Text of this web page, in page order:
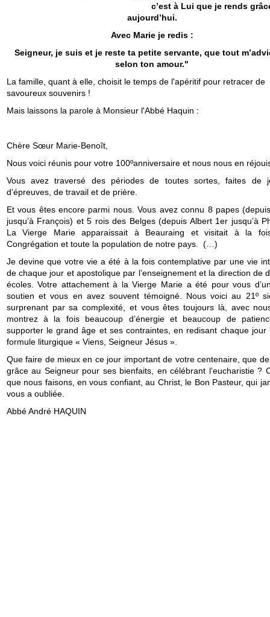
c’est à Lui que je rends
aujourd’hui.
Avec Marie je redis :
Seigneur, je suis et je reste ta petite servante, que tout
selon ton amour."
La famille, quant à elle, choisit le temps de l'apéritif pour retracer de
savoureux souvenirs !
Mais laissons la parole à Monsieur l'Abbé Haquin :
Chère Sœur Marie-Benoît,
Nous voici réunis pour votre 100ºanniversaire et nous nous en
Vous avez traversé des périodes de toutes sortes, faites de
d’épreuves, de travail et de prière.
Et vous êtes encore parmi nous. Vous avez connu 8 papes
jusqu’à François) et 5 rois des Belges (depuis Albert 1er jusqu’à
La Vierge Marie apparaissait à Beauraing et visitait à la
Congrégation et toute la population de notre pays. (…)
Je devine que votre vie a été à la fois contemplative par une vie
de chaque jour et apostolique par l’enseignement et la direction de
écoles. Votre attachement à la Vierge Marie a été pour vous
soutien et vous en avez souvent témoigné. Nous voici au 21º
surprenant par sa complexité, et vous êtes toujours là, avec
montrez à la fois beaucoup d’énergie et beaucoup de
supporter le grand âge et ses contraintes, en redisant chaque jour
formule liturgique « Viens, Seigneur Jésus ».
Que faire de mieux en ce jour important de votre centenaire, que
grâce au Seigneur pour ses bienfaits, en célébrant l’eucharistie ?
que nous faisons, en vous confiant, au Christ, le Bon Pasteur, qui
vous a oubliée.
Abbé André HAQUIN